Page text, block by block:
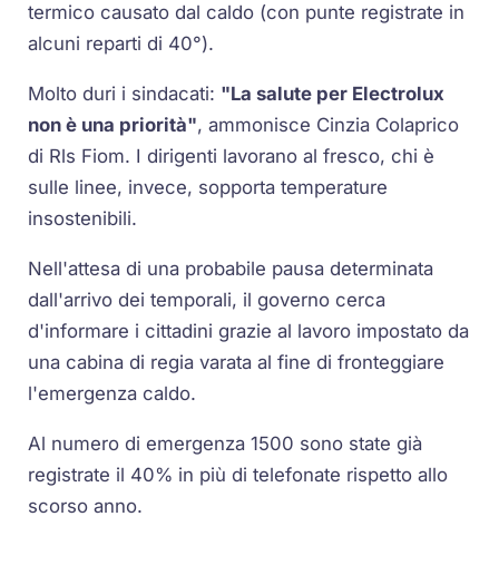
termico causato dal caldo (con punte registrate in
alcuni reparti di 40°).
Molto duri i sindacati: "La salute per Electrolux
non è una priorità", ammonisce Cinzia Colaprico
di Rls Fiom. I dirigenti lavorano al fresco, chi è
sulle linee, invece, sopporta temperature
insostenibili.
Nell'attesa di una probabile pausa determinata
dall'arrivo dei temporali, il governo cerca
d'informare i cittadini grazie al lavoro impostato da
una cabina di regia varata al fine di fronteggiare
l'emergenza caldo.
Al numero di emergenza 1500 sono state già
registrate il 40% in più di telefonate rispetto allo
scorso anno.